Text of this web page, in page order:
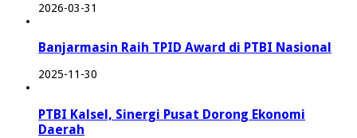
2026-03-31
Banjarmasin Raih TPID Award di PTBI Nasional
2025-11-30
PTBI Kalsel, Sinergi Pusat Dorong Ekonomi
Daerah